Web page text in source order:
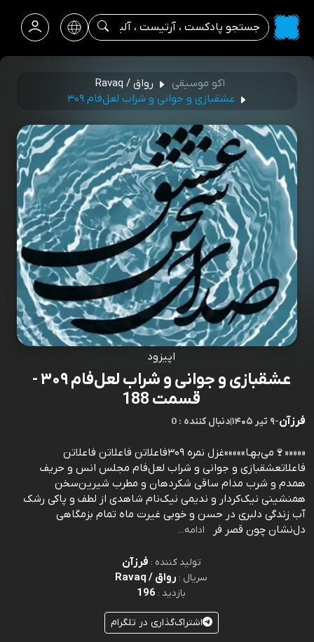
اکو موسیقی
رواق / Ravaq
عشقبازی و جوانی و شراب لعل‌فام ۳۰۹
اپیزود
عشقبازی و جوانی و شراب لعل‌فام ۳۰۹ -
قسمت 188
فرزآن-۹ تیر ۱۴۰۵ |0 : دنبال کننده
«««««🍷می‌بهـا»»»»»غزل نمره ۳۰۹فاعلاتن فاعلاتن فاعلاتن
فاعلاتعشقبازی و جوانی و شراب لعل‌فام مجلس انس و حريف
همدم و شرب مدام ساقی شکردهان و مطرب شيرين‌سخن
همنشينی نيک‌کردار و نديمی نيک‌نام شاهدی از لطف و پاکی رشک
آب زندگی دلبری در حسن و خوبی غيرت ماه تمام بزمگاهی
دل‌نشان چون قصر فر
ادامه...
تولید کننده : فرزآن
سریال : رواق / Ravaq
بازدید : 196
اشتراک‌گذاری در تلگرام